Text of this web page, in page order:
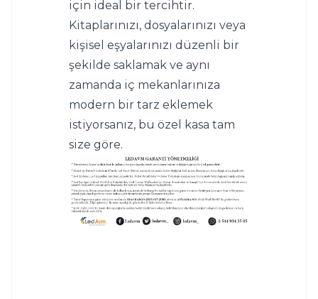
için ideal bir tercihtir.
Kitaplarınızı, dosyalarınızı veya
kişisel eşyalarınızı düzenli bir
şekilde saklamak ve aynı
zamanda iç mekanlarınıza
modern bir tarz eklemek
istiyorsanız, bu özel kasa tam
size göre.